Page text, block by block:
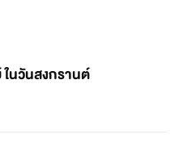
นวันสงกรานต์